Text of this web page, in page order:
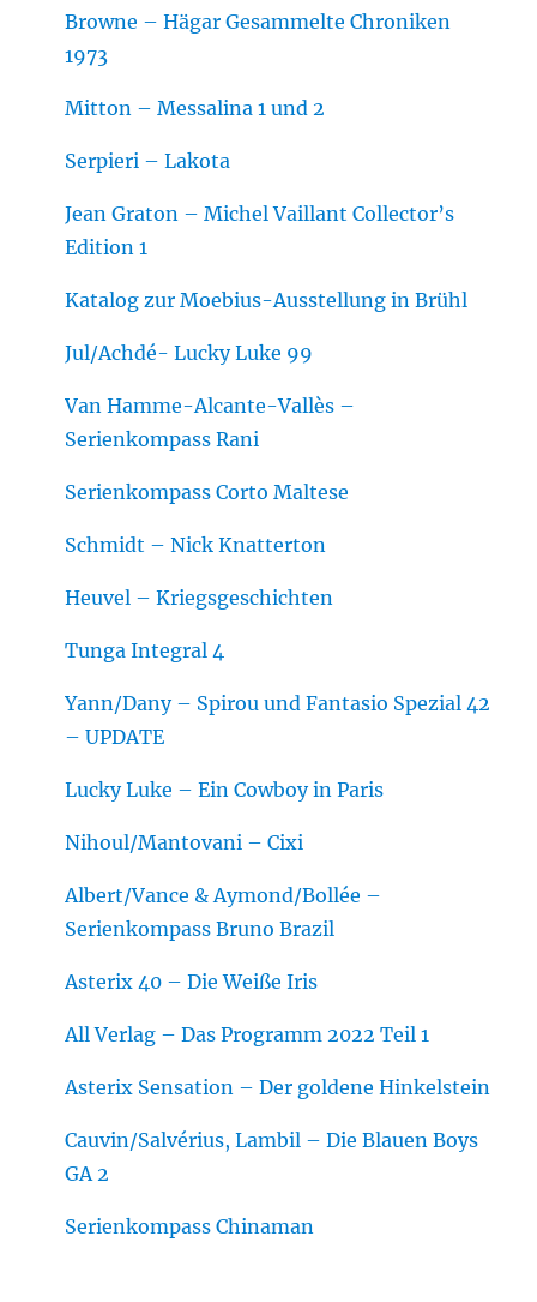
Browne – Hägar Gesammelte Chroniken
1973
Mitton – Messalina 1 und 2
Serpieri – Lakota
Jean Graton – Michel Vaillant Collector’s
Edition 1
Katalog zur Moebius-Ausstellung in Brühl
Jul/Achdé- Lucky Luke 99
Van Hamme-Alcante-Vallès –
Serienkompass Rani
Serienkompass Corto Maltese
Schmidt – Nick Knatterton
Heuvel – Kriegsgeschichten
Tunga Integral 4
Yann/Dany – Spirou und Fantasio Spezial 42
– UPDATE
Lucky Luke – Ein Cowboy in Paris
Nihoul/Mantovani – Cixi
Albert/Vance & Aymond/Bollée –
Serienkompass Bruno Brazil
Asterix 40 – Die Weiße Iris
All Verlag – Das Programm 2022 Teil 1
Asterix Sensation – Der goldene Hinkelstein
Cauvin/Salvérius, Lambil – Die Blauen Boys
GA 2
Serienkompass Chinaman